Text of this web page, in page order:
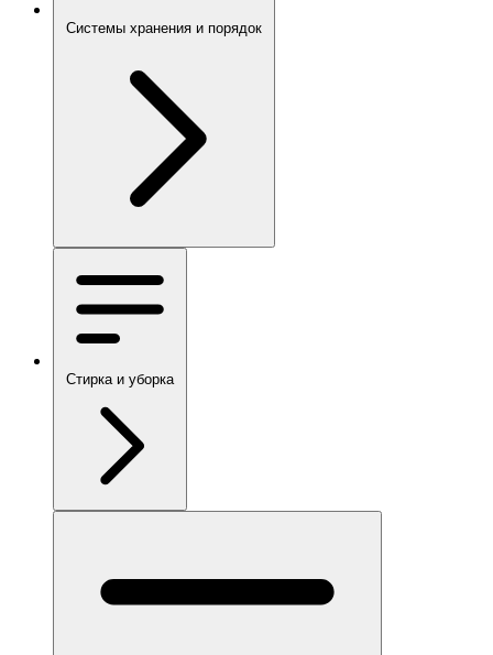
Системы хранения и порядок
Стирка и уборка